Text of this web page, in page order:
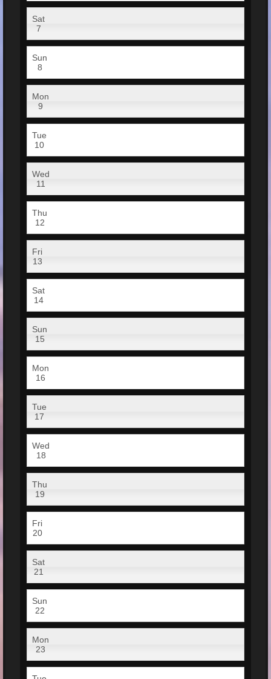
Sat
7
Sun
8
Mon
9
Tue
10
Wed
11
Thu
12
Fri
13
Sat
14
Sun
15
Mon
16
Tue
17
Wed
18
Thu
19
Fri
20
Sat
21
Sun
22
Mon
23